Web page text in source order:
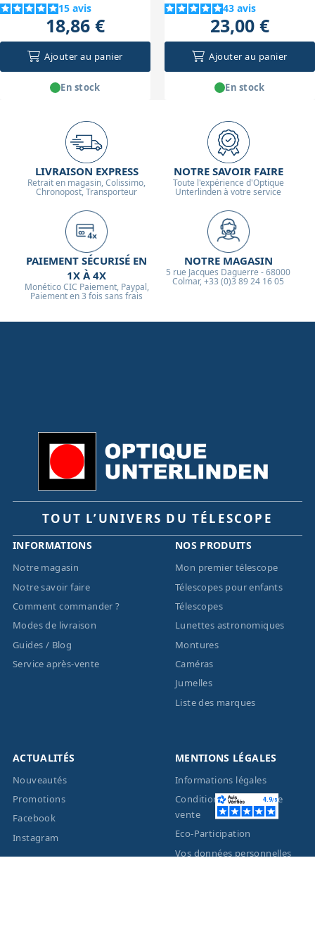
15 avis
18,86 €
Ajouter au panier
En stock
43 avis
23,00 €
Ajouter au panier
En stock
LIVRAISON EXPRESS
Retrait en magasin, Colissimo,
Chronopost, Transporteur
NOTRE SAVOIR FAIRE
Toute l'expérience d'Optique
Unterlinden à votre service
PAIEMENT SÉCURISÉ EN
1X À 4X
Monético CIC Paiement, Paypal,
Paiement en 3 fois sans frais
NOTRE MAGASIN
5 rue Jacques Daguerre - 68000
Colmar, +33 (0)3 89 24 16 05
TOUT L’UNIVERS DU TÉLESCOPE
INFORMATIONS
Notre magasin
Notre savoir faire
Comment commander ?
Modes de livraison
Guides / Blog
Service après-vente
NOS PRODUITS
Mon premier télescope
Télescopes pour enfants
Télescopes
Lunettes astronomiques
Montures
Caméras
Jumelles
Liste des marques
ACTUALITÉS
Nouveautés
Promotions
Facebook
Instagram
MENTIONS LÉGALES
Informations légales
Conditions générales de
vente
Eco-Participation
Vos données personnelles